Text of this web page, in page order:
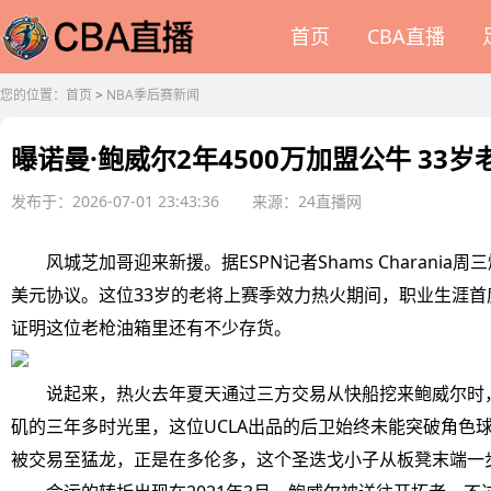
首页 CBA直播
您的位置： 首页 > NBA季后赛新闻
曝诺曼·鲍威尔2年4500万加盟公牛 33
发布于：2026-07-01 23:43:36 来源：24直播网
风城芝加哥迎来新援。据ESPN记者Shams Charania周三
美元协议。这位33岁的老将上赛季效力热火期间，职业生
证明这位老枪油箱里还有不少存货。
说起来，热火去年夏天通过三方交易从快船挖来鲍威尔时
矶的三年多时光里，这位UCLA出品的后卫始终未能突破角
被交易至猛龙，正是在多伦多，这个圣迭戈小子从板凳末端